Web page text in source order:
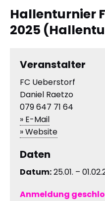
Hallenturnier
2025
Veranstalter
FC Ueberstorf
Daniel Raetzo
079 647 71 64
» E-Mail
» Website
Daten
Datum:25.01. –
Anmeldung